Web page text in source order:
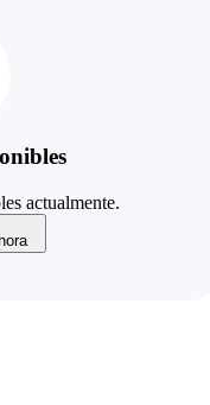
actualmente.